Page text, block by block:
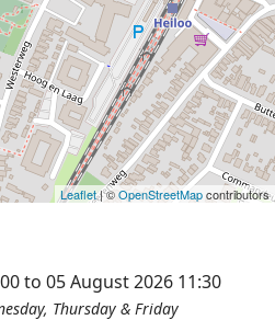
Leaflet| ©OpenStreetMapcontributors
to 05 August 2026 11:30
Thursday & Friday